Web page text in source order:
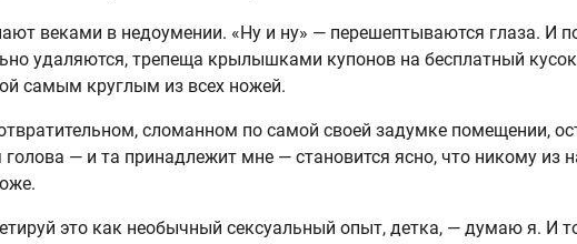
веками в недоумении. «Ну и ну» — перешептываются глаза. И
удаляются, трепеща крылышками купонов на бесплатный
самым круглым из всех ножей.
сломанном по самой своей задумке помещении,
— и та принадлежит мне — становится ясно, что никому из
это как необычный сексуальный опыт, детка, — думаю я. И